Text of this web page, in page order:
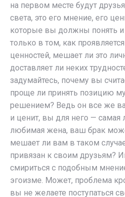
на первом месте будут
света, это его мнение, его
которые вы должны понять
только в том, как
ценностей, мешает ли это
доставляет ли неких
задумайтесь, почему вы
проще ли принять позицию
решением? Ведь он все же
и ценит, вы для него —
любимая жена, ваш брак
мешает ли вам в таком
привязан к своим друзьям?
смириться с подобным
эгоизме. Может, проблема
вы не желаете поступаться